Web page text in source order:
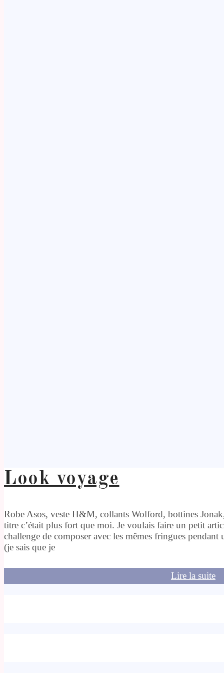
Look voyage
Robe Asos, veste H&M, collants Wolford, bottines
titre c’était plus fort que moi. Je voulais faire un petit
challenge de composer avec les mêmes fringues
(je sais que je
Lire la suite